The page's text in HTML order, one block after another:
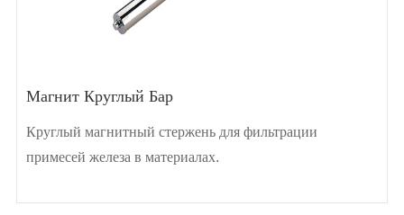
Магнит Круглый Бар
Круглый магнитный стержень для фильтрации
примесей железа в материалах.